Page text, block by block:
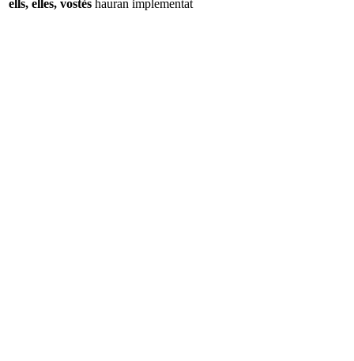
ells, elles, vostès hauran implementat